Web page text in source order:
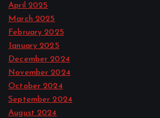
April 2025
March 2025
February 2025
January 2025
December 2024
November 2024
October 2024
September 2024
August 2024